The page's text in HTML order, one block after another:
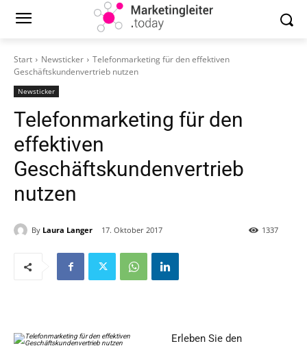
Start Newsticker
Telefonmarketing für den effektiven
Geschäftskundenvertrieb nutzen
Newsticker
Telefonmarketing für den
effektiven
Geschäftskundenvertrieb
nutzen
By Laura Langer 17. Oktober 2017 1337
Erleben Sie den